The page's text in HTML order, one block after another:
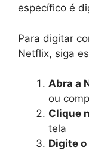
específico é
Para digitar
Netflix, siga
Abra a
ou
Clique
tela
Digite